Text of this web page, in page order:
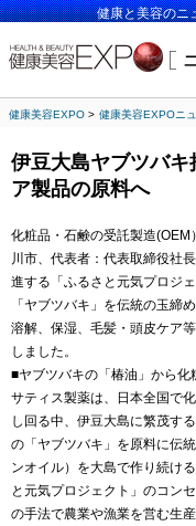
健康と美容のニ
健康美容EXPO 健康美容EXPOニ
伊豆大島ヤブツバ
ア製品の原料へ
化粧品・石鹸の受託製造
川市、代表者：代表取締役社
進する「ふるさと元気プロジ
「ヤブツバキ」を伝統の玉締
溶解、保湿、毛髪・頭皮ケア
しました。
■ヤブツバキの「椿油」から化
サティス製薬は、日本全国で
し回る中、伊豆大島に繁茂す
の「ヤブツバキ」を原料に伝
ンオイル）を大島で作り続け
と元気プロジェクト」のコン
の手法で農業や漁業を営む生